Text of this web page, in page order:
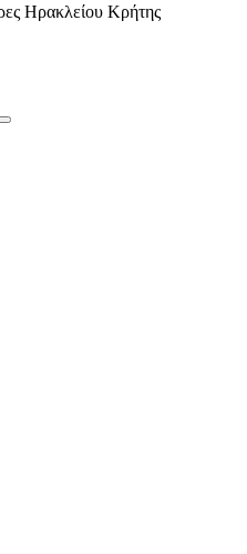
Ηρακλείου Κρήτης